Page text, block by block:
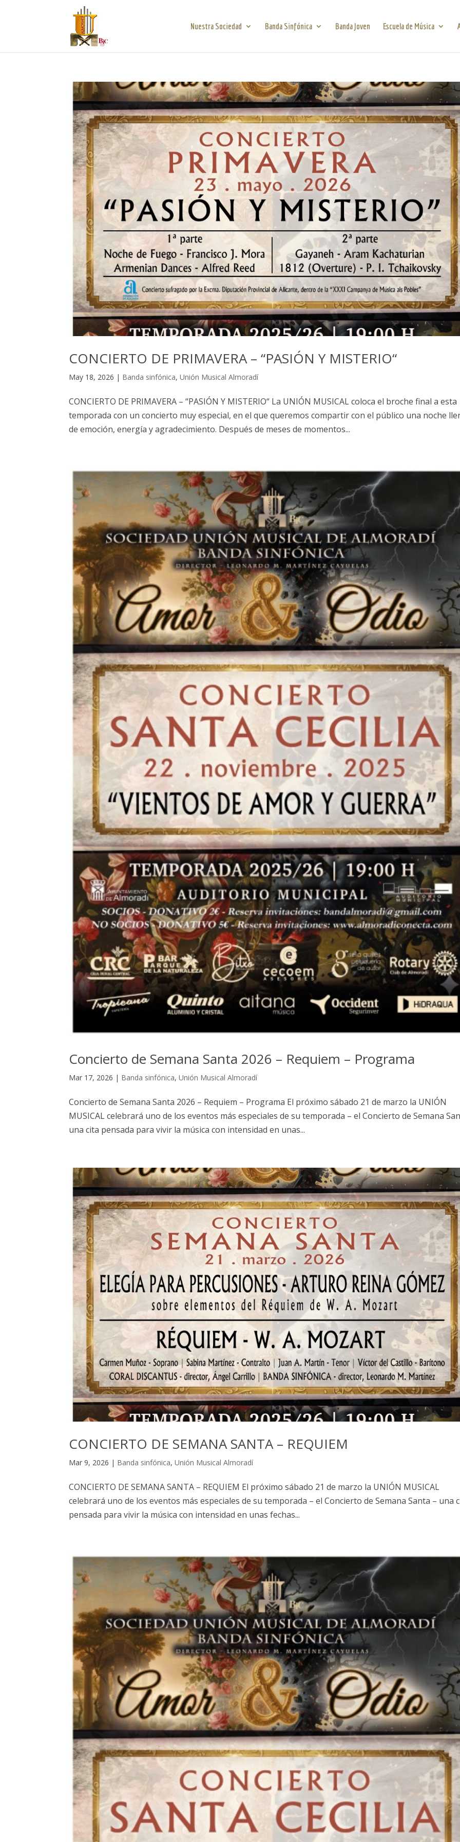
Nuestra Sociedad Banda Sinfónica Banda Joven Escuela de Música
CONCIERTO DE PRIMAVERA – “PASIÓN Y MISTERIO“
May 18, 2026 | Banda sinfónica,Unión Musical Almoradí
CONCIERTO DE PRIMAVERA – “PASIÓN Y MISTERIO“ La UNIÓN MUSICAL coloca el broche final a esta
temporada con un concierto muy especial, en el que queremos compartir con el público una noche
de emoción, energía y agradecimiento. Después de meses de momentos...
Concierto de Semana Santa 2026 – Requiem – Programa
Mar 17, 2026 | Banda sinfónica,Unión Musical Almoradí
Concierto de Semana Santa 2026 – Requiem – Programa El próximo sábado 21 de marzo la UNIÓN
MUSICAL celebrará uno de los eventos más especiales de su temporada – el Concierto de Semana
una cita pensada para vivir la música con intensidad en unas...
CONCIERTO DE SEMANA SANTA – REQUIEM
Mar 9, 2026 | Banda sinfónica,Unión Musical Almoradí
CONCIERTO DE SEMANA SANTA – REQUIEM El próximo sábado 21 de marzo la UNIÓN MUSICAL
celebrará uno de los eventos más especiales de su temporada – el Concierto de Semana Santa – una
pensada para vivir la música con intensidad en unas fechas...